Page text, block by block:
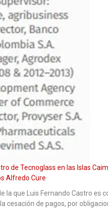
de Tecnoglass en las Islas
Alfredo Cure
la que Luis Fernando Castro
cesación de pagos, por